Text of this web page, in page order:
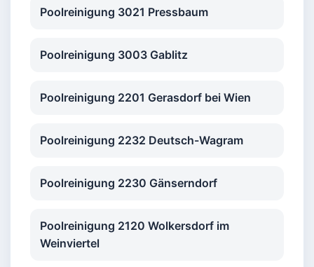
Poolreinigung 3021 Pressbaum
Poolreinigung 3003 Gablitz
Poolreinigung 2201 Gerasdorf bei Wien
Poolreinigung 2232 Deutsch-Wagram
Poolreinigung 2230 Gänserndorf
Poolreinigung 2120 Wolkersdorf im
Weinviertel